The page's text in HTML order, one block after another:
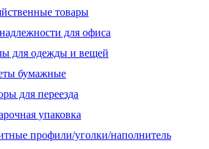
товары
для офиса
для одежды и вещей
бумажные
для переезда
упаковка
профили/уголки/наполнитель